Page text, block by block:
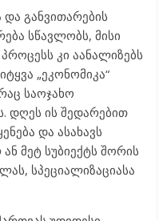
განვითარების
სწავლობს, მისი
კი აანალიზებს
„ეკონომიკა“
საოჯახო
დღეს ის შედარებით
და ასახავს
მეტ სუბიექტს შორის
სპეციალიზაციასა